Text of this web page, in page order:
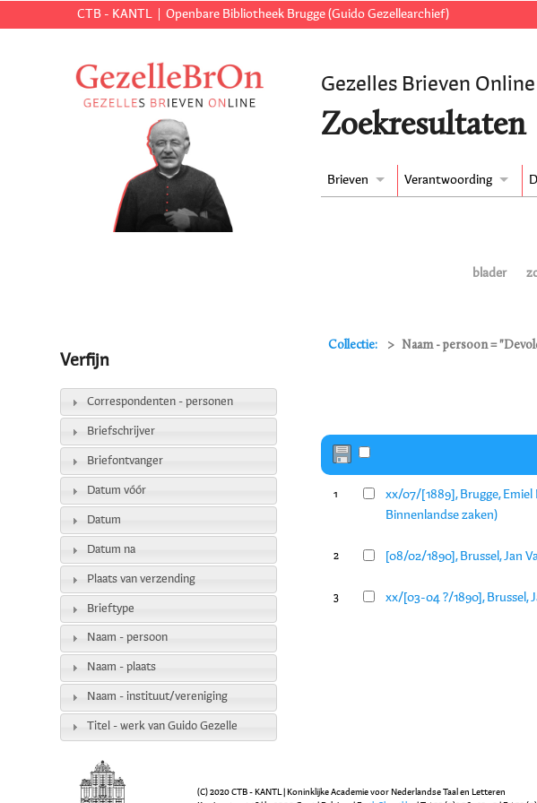
CTB - KANTL Openbare Bibliotheek Brugge (Guido Gezellearchief)
Gezelles Brieven Online
Zoekresultaten
Brieven Verantwoording
blader
Collectie: Naam - persoon =
1
xx/07/[1889], Brugge,
Binnenlandse zaken)
2 [08/02/1890], Brussel, Jan
3 xx/[03-04 ?/1890], Brussel,
Verfijn
Correspondenten - personen
Briefschrijver
Briefontvanger
Datum vóór
Datum
Datum na
Plaats van verzending
Brieftype
Naam - persoon
Naam - plaats
Naam - instituut/vereniging
Titel - werk van Guido Gezelle
(C) 2020 CTB - KANTL | Koninklijke Academie voor Nederlandse Taal en Letteren